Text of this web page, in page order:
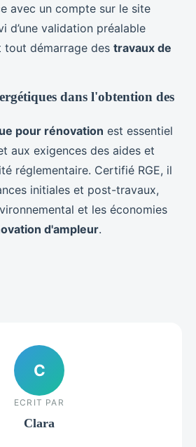
avec un compte sur le site
d’une validation préalable
tout démarrage des travaux de
dans l'obtention des
pour rénovation est essentiel
aux exigences des aides et
réglementaire. Certifié RGE, il
initiales et post-travaux,
et les économies
d'ampleur.
C
ECRIT PAR
Clara